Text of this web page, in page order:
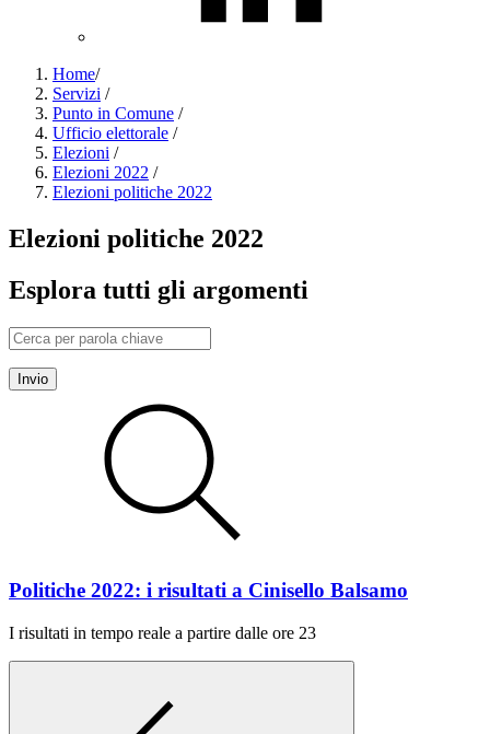
Home/
Servizi /
Punto in Comune /
Ufficio elettorale /
Elezioni /
Elezioni 2022 /
Elezioni politiche 2022
Elezioni politiche 2022
Esplora tutti gli argomenti
Invio
Politiche 2022: i risultati a Cinisello Balsamo
I risultati in tempo reale a partire dalle ore 23